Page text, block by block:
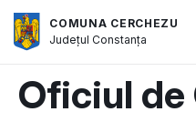
COMUNA CERCHEZU
JudețulConstanța
Oficiul de